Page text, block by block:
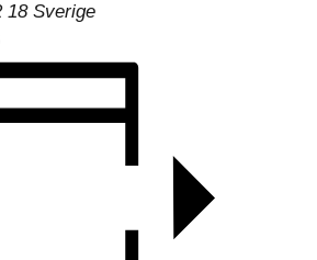
18 Sverige